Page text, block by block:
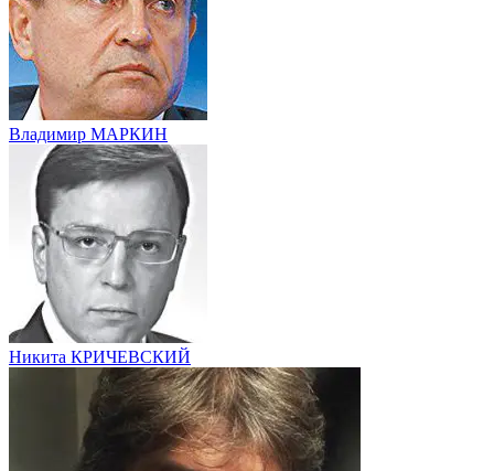
Владимир МАРКИН
Никита КРИЧЕВСКИЙ